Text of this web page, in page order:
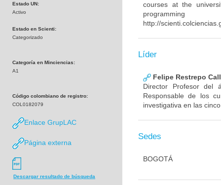
Estado UN:
Activo
Estado en Scienti:
Categorizado
Categoría en Minciencias:
A1
Código colombiano de registro:
COL0182079
Enlace GrupLAC
Página externa
Descargar resultado de búsqueda
courses at the
http://
Líder
Felipe Restrepo
Director Profesor del
Responsable de los
investigativa en las
Sedes
BOGOTÁ